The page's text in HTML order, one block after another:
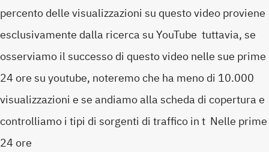
percento delle visualizzazioni su questo video proviene
esclusivamente dalla ricerca su YouTube tuttavia, se
osserviamo il successo di questo video nelle sue prime
24 ore su youtube, noteremo che ha meno di 10.000
visualizzazioni e se andiamo alla scheda di copertura e
controlliamo i tipi di sorgenti di traffico in t Nelle prime
24 ore